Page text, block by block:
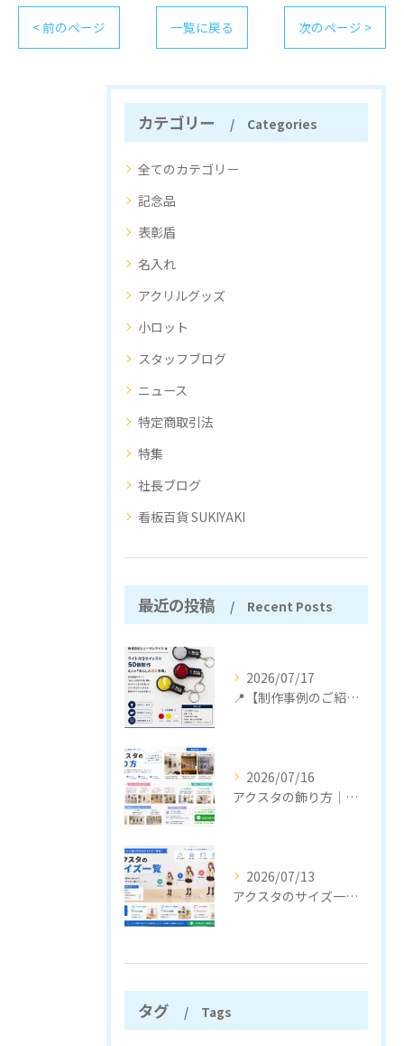
< 前のページ 一覧に戻る 次のページ >
カテゴリー Categories
全てのカテゴリー
記念品
表彰盾
名入れ
アクリルグッズ
小ロット
スタッフブログ
ニュース
特定商取引法
特集
社長ブログ
看板百貨 SUKIYAKI
最近の投稿 Recent Posts
2026/07/17
📍【制作事例のご紹介】
2026/07/16
アクスタの飾り方｜おしゃれに見せるコツと収納のポイント
2026/07/13
アクスタのサイズ一覧｜定番サイズと選び方をわかりやすく解説
タグ Tags